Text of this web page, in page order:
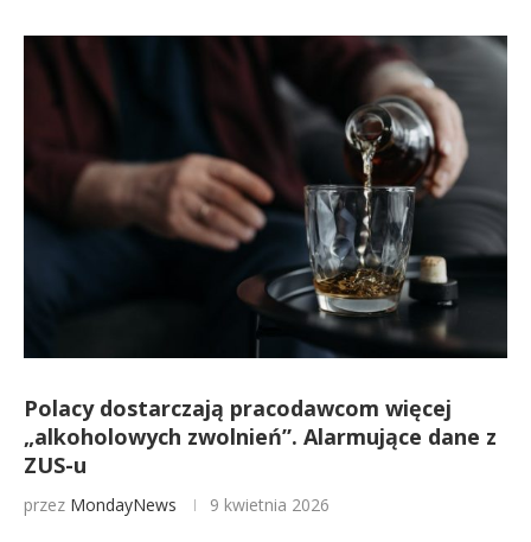
Polacy dostarczają pracodawcom więcej
„alkoholowych zwolnień”. Alarmujące dane z
ZUS-u
przez MondayNews 9 kwietnia 2026